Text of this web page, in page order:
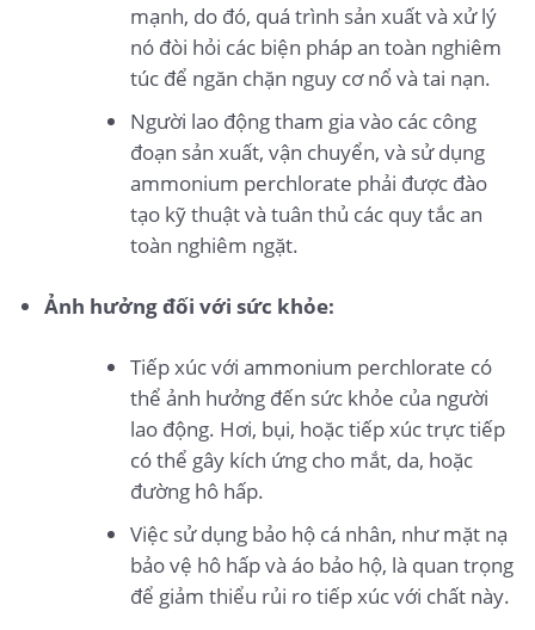
mạnh, do đó, quá trình sản xuất và xử lý
nó đòi hỏi các biện pháp an toàn nghiêm
túc để ngăn chặn nguy cơ nổ và tai nạn.
Người lao động tham gia vào các công
đoạn sản xuất, vận chuyển, và sử dụng
ammonium perchlorate phải được đào
tạo kỹ thuật và tuân thủ các quy tắc an
toàn nghiêm ngặt.
Ảnh hưởng đối với sức khỏe:
Tiếp xúc với ammonium perchlorate có
thể ảnh hưởng đến sức khỏe của người
lao động. Hơi, bụi, hoặc tiếp xúc trực tiếp
có thể gây kích ứng cho mắt, da, hoặc
đường hô hấp.
Việc sử dụng bảo hộ cá nhân, như mặt nạ
bảo vệ hô hấp và áo bảo hộ, là quan trọng
để giảm thiểu rủi ro tiếp xúc với chất này.